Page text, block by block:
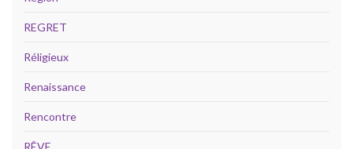
REGRET
Réligieux
Renaissance
Rencontre